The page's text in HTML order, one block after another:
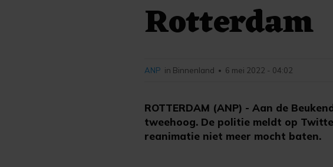
Rotterdam
ROTTERDAM (ANP) - Aan de
tweehoog. De politie meldt op
reanimatie niet meer mocht baten.
ANP in Binnenland • 6 mei 2022 - 04:02